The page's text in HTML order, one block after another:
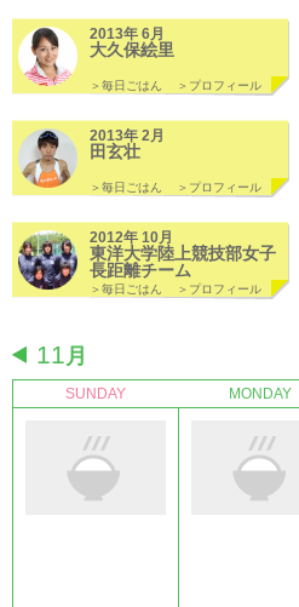
2013年 6月
大久保絵里
＞毎日ごはん ＞プロフィール
2013年 2月
田玄壮
＞毎日ごはん ＞プロフィール
2012年 10月
東洋大学陸上競技部女子
長距離チーム
＞毎日ごはん ＞プロフィール
11月
SUNDAY MONDAY